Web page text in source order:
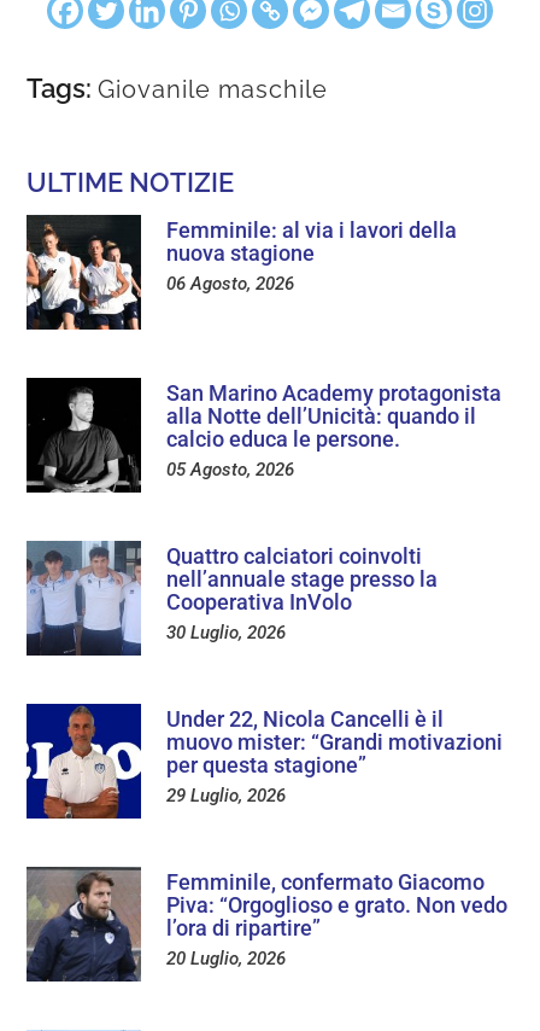
Tags: Giovanile maschile
ULTIME NOTIZIE
Femminile: al via i lavori della
nuova stagione
06 Agosto, 2026
San Marino Academy protagonista
alla Notte dell’Unicità: quando il
calcio educa le persone.
05 Agosto, 2026
Quattro calciatori coinvolti
nell’annuale stage presso la
Cooperativa InVolo
30 Luglio, 2026
Under 22, Nicola Cancelli è il
muovo mister: “Grandi motivazioni
per questa stagione”
29 Luglio, 2026
Femminile, confermato Giacomo
Piva: “Orgoglioso e grato. Non vedo
l’ora di ripartire”
20 Luglio, 2026